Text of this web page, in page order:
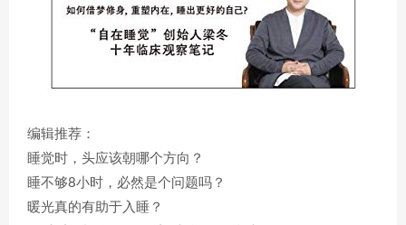
编辑推荐：
睡觉时，头应该朝哪个方向？
睡不够8小时，必然是个问题吗？
暖光真的有助于入睡？